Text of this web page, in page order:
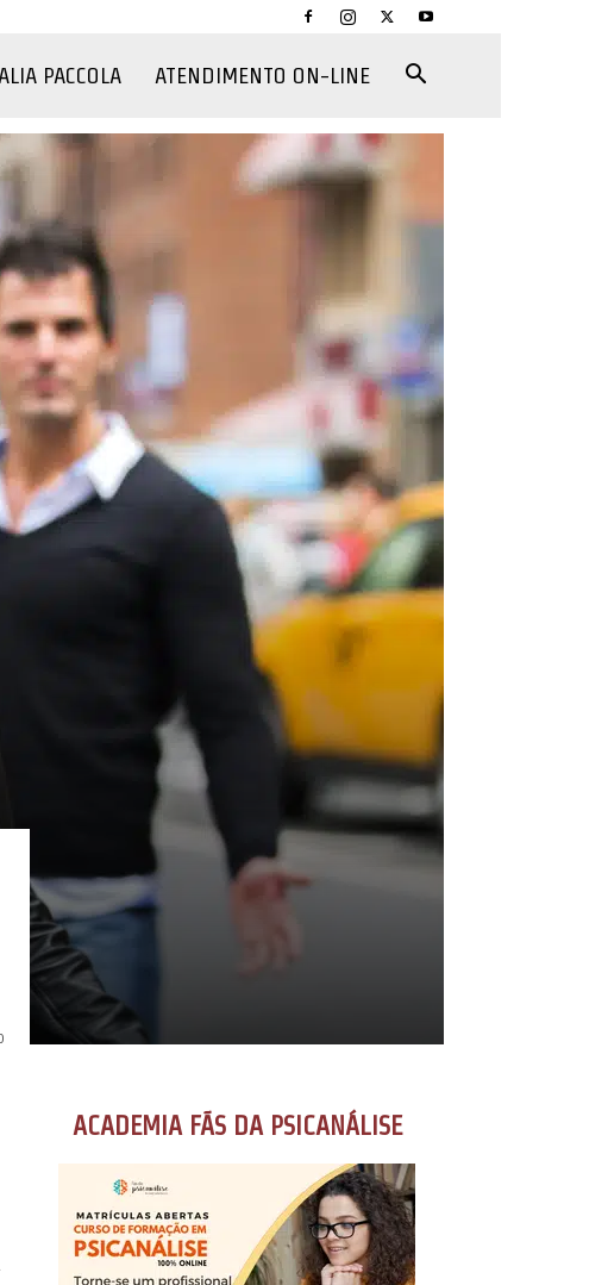
PACCOLA ATENDIMENTO ON-LINE
ACADEMIA FÃS DA PSICANÁLISE